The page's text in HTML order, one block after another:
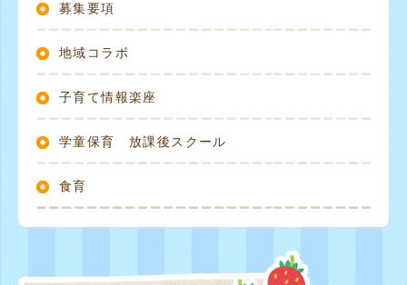
募集要項
地域コラボ
子育て情報楽座
学童保育 放課後スクール
食育